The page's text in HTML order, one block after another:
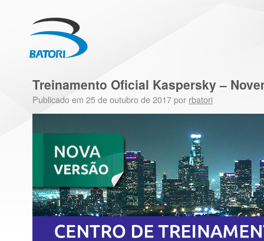
Treinamento Oficial Kaspersky –
Publicado em 25 de outubro de 2017por rbatori